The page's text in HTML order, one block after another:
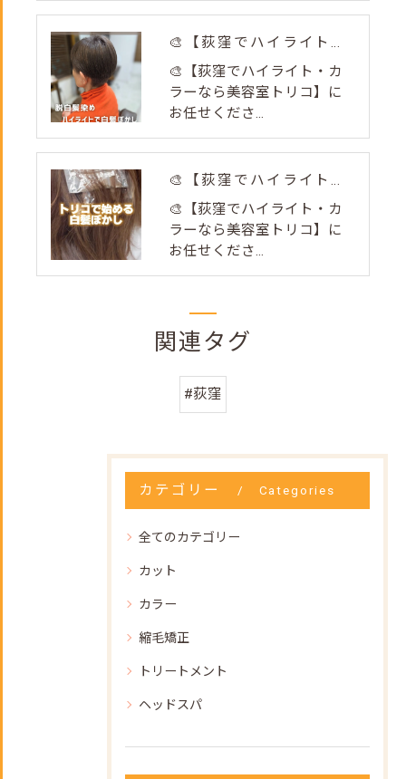
🎨【荻窪でハイライト・カラーなら美容室トリコ】にお任せくださ...
🎨【荻窪でハイライト・カ
ラーなら美容室トリコ】に
お任せくださ...
🎨【荻窪でハイライト・カラーなら美容室トリコ】にお任せくださ...
🎨【荻窪でハイライト・カ
ラーなら美容室トリコ】に
お任せくださ...
関連タグ
#荻窪
カテゴリー Categories
全てのカテゴリー
カット
カラー
縮毛矯正
トリートメント
ヘッドスパ